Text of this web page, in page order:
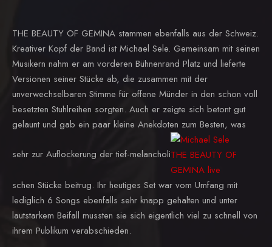
THE BEAUTY OF GEMINA stammen ebenfalls aus der Schweiz.
Kreativer Kopf der Band ist Michael Sele. Gemeinsam mit seinen
Musikern nahm er am vorderen Bühnenrand Platz und lieferte
Versionen seiner Stücke ab, die zusammen mit der
unverwechselbaren Stimme für offene Münder in den schon voll
besetzten Stuhlreihen sorgten. Auch er zeigte sich betont gut
gelaunt und gab ein paar kleine Anekdoten zum Besten, was
sehr zur Auflockerung der tief-melancholi
schen Stücke beitrug. Ihr heutiges Set war vom Umfang mit
lediglich 6 Songs ebenfalls sehr knapp gehalten und unter
lautstarkem Beifall mussten sie sich eigentlich viel zu schnell von
ihrem Publikum verabschieden.